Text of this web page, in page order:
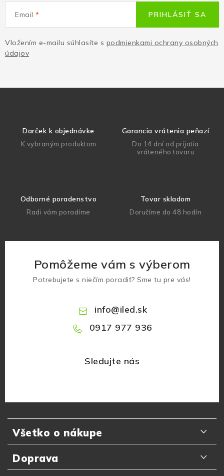
Email
Vložením e-mailu súhlasíte s podmienkami ochrany osobných
údajov
PRIHLÁSIŤ SA
Darček k objednávke
K vybraným produktom
Garancia vrátenia peňazí
Do 14 dní od prijatia
vráteného tovaru
Odborné poradenstvo
Radi vám poradíme
Tovar skladom
Doručíme do 48 hodín
Pomôžeme vám s výberom
Potrebujete s niečím poradiť? Sme tu pre vás!
info@iled.sk
0917 977 936
Všetko o nákupe
Odporúčania zákazníkov
Najčastejšie otázky
Doprava